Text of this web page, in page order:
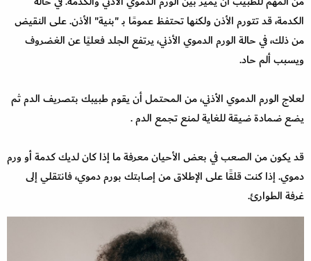
الكدمة، قد تتورم الأذن ولكنها تحتفظ عمومًا بـ "بنية" الأذن. على النقيض
من ذلك، في حالة الورم الدموي الأذني، يرتفع الجلد فعليًا عن الغضروف
ويسبب ألم حاد.
لعلاج الورم الدموي الأذني، من المحتمل أن يقوم طبيبك بتصريف الدم ثم
يضع ضمادة ضيقة للغاية لمنع تجمع الدم .
قد يكون من الصعب في بعض الأحيان معرفة ما إذا كان لديك كدمة أو ورم
دموي. إذا كنت قلقًا على الإطلاق من إصابتك بورم دموي، فانتقلي إلى
غرفة الطوارئ.